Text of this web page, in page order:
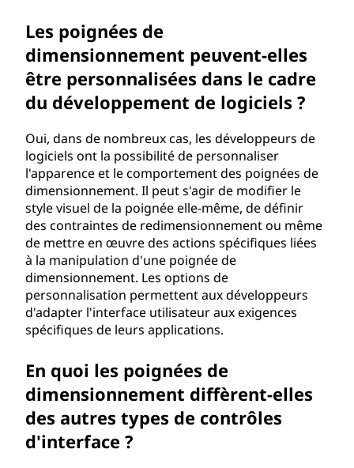
Les poignées de
dimensionnement peuvent-elles
être personnalisées dans le cadre
du développement de logiciels ?
Oui, dans de nombreux cas, les développeurs de
logiciels ont la possibilité de personnaliser
l'apparence et le comportement des poignées de
dimensionnement. Il peut s'agir de modifier le
style visuel de la poignée elle-même, de définir
des contraintes de redimensionnement ou même
de mettre en œuvre des actions spécifiques liées
à la manipulation d'une poignée de
dimensionnement. Les options de
personnalisation permettent aux développeurs
d'adapter l'interface utilisateur aux exigences
spécifiques de leurs applications.
En quoi les poignées de
dimensionnement diffèrent-elles
des autres types de contrôles
d'interface ?